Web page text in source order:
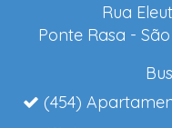
Rua
Ponte Rasa -
(454)